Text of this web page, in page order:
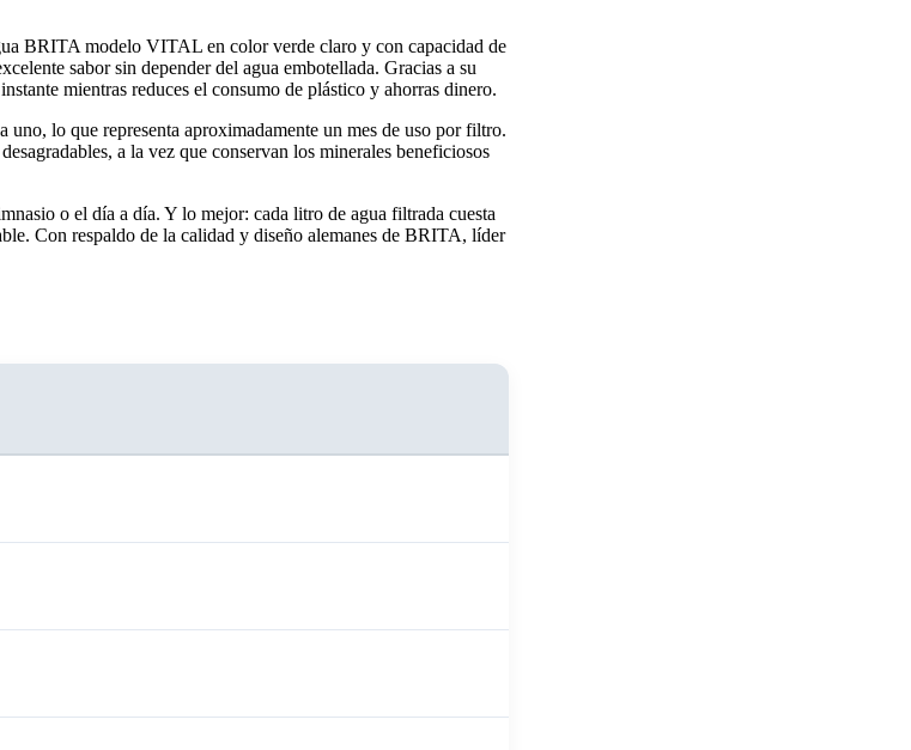
BRITA modelo VITAL en color verde claro y con capacidad de
sabor sin depender del agua embotellada. Gracias a su
mientras reduces el consumo de plástico y ahorras dinero.
lo que representa aproximadamente un mes de uso por filtro.
a la vez que conservan los minerales beneficiosos
o el día a día. Y lo mejor: cada litro de agua filtrada cuesta
Con respaldo de la calidad y diseño alemanes de BRITA, líder